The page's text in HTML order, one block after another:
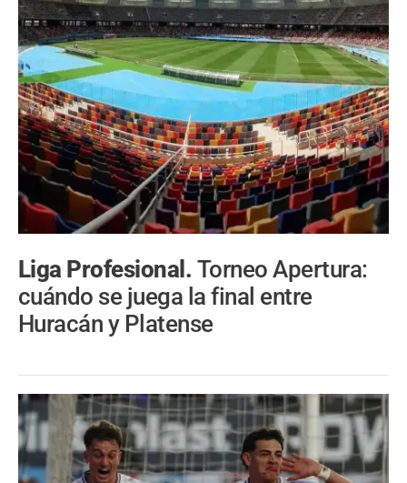
Liga Profesional. Torneo Apertura:
cuándo se juega la final entre
Huracán y Platense